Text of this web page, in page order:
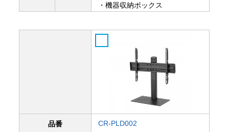
・機器収納ボックス
品番 CR-PLD002